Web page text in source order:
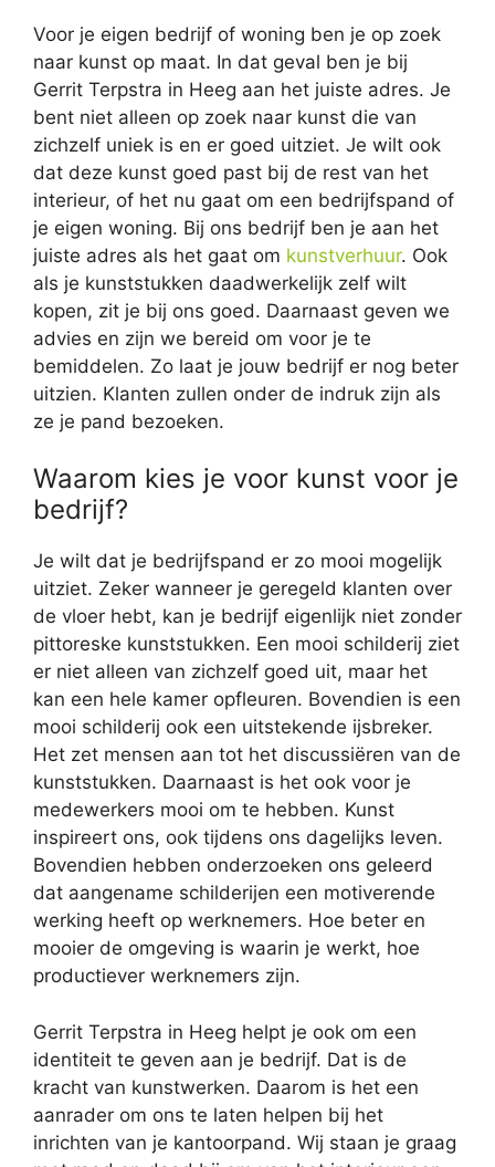
Voor je eigen bedrijf of woning ben je op zoek
naar kunst op maat. In dat geval ben je bij
Gerrit Terpstra in Heeg aan het juiste adres. Je
bent niet alleen op zoek naar kunst die van
zichzelf uniek is en er goed uitziet. Je wilt ook
dat deze kunst goed past bij de rest van het
interieur, of het nu gaat om een bedrijfspand of
je eigen woning. Bij ons bedrijf ben je aan het
juiste adres als het gaat om kunstverhuur. Ook
als je kunststukken daadwerkelijk zelf wilt
kopen, zit je bij ons goed. Daarnaast geven we
advies en zijn we bereid om voor je te
bemiddelen. Zo laat je jouw bedrijf er nog beter
uitzien. Klanten zullen onder de indruk zijn als
ze je pand bezoeken.
Waarom kies je voor kunst voor je
bedrijf?
Je wilt dat je bedrijfspand er zo mooi mogelijk
uitziet. Zeker wanneer je geregeld klanten over
de vloer hebt, kan je bedrijf eigenlijk niet zonder
pittoreske kunststukken. Een mooi schilderij ziet
er niet alleen van zichzelf goed uit, maar het
kan een hele kamer opfleuren. Bovendien is een
mooi schilderij ook een uitstekende ijsbreker.
Het zet mensen aan tot het discussiëren van de
kunststukken. Daarnaast is het ook voor je
medewerkers mooi om te hebben. Kunst
inspireert ons, ook tijdens ons dagelijks leven.
Bovendien hebben onderzoeken ons geleerd
dat aangename schilderijen een motiverende
werking heeft op werknemers. Hoe beter en
mooier de omgeving is waarin je werkt, hoe
productiever werknemers zijn.
Gerrit Terpstra in Heeg helpt je ook om een
identiteit te geven aan je bedrijf. Dat is de
kracht van kunstwerken. Daarom is het een
aanrader om ons te laten helpen bij het
inrichten van je kantoorpand. Wij staan je graag